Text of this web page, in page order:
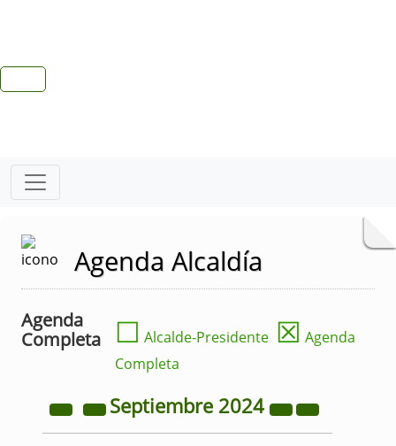
Agenda Alcaldía
Agenda
Completa
☐ Alcalde-Presidente ☒ Agenda
Completa
Septiembre 2024